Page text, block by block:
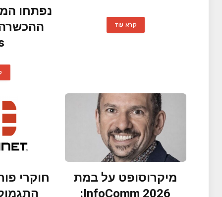
קרא עוד
נפתחו
מיקרוסופט על במת
InfoComm 2026:
חוקרי